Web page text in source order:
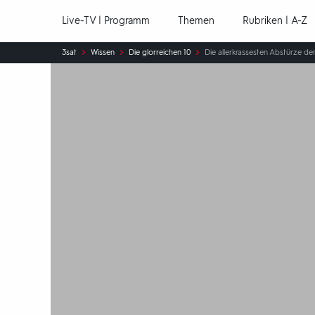
Live-TV | Programm Themen Rubriken | A-Z
Sie
sind
3sat Wissen Die glorreichen 10 Die allerkrassesten Abstürze